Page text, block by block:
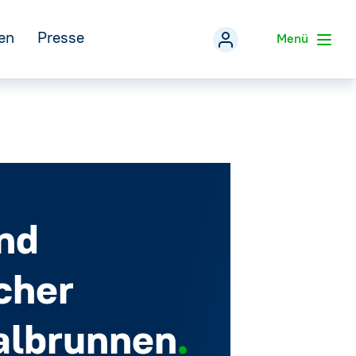
der IDM
Presse
Pressefotos
Menü
Mineralwasser-Fakten